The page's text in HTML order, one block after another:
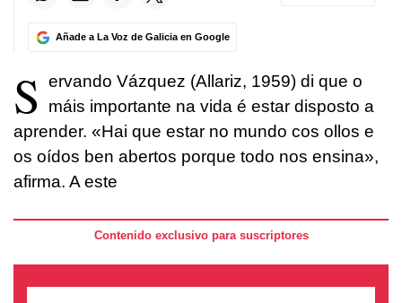
Añade a La Voz de Galicia en Google
S
ervando Vázquez (Allariz, 1959) di que o
máis importante na vida é estar disposto a
aprender. «Hai que estar no mundo cos ollos e
os oídos ben abertos porque todo nos ensina»,
afirma. A este
Contenido exclusivo para suscriptores